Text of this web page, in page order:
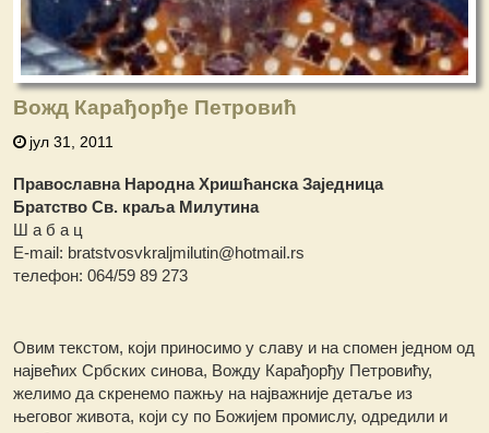
Вожд Карађорђе Петровић
јул 31, 2011
Православна Народна Хришћанска Заједница
Братство Св. краља Милутина
Ш а б а ц
Е-mail: bratstvosvkraljmilutin@hotmail.rs
телефон: 064/59 89 273
Овим текстом, који приносимо у славу и на спомен једном од
највећих Србских синова, Вожду Карађорђу Петровићу,
желимо да скренемо пажњу на најважније детаље из
његовог живота, који су по Божијем промислу, одредили и